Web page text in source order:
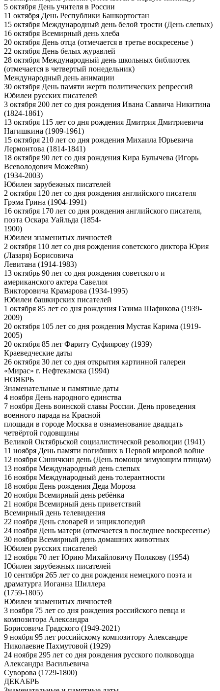
5 октября День учителя в России
11 октября День Республики Башкортостан
15 октября Международный день белой трости (День слепых)
16 октября Всемирный день хлеба
20 октября День отца (отмечается в третье воскресенье )
22 октября День белых журавлей
28 октября Международный день школьных библиотек
(отмечается в четвертый понедельник)
Международный день анимации
30 октября День памяти жертв политических репрессий
Юбилеи русских писателей
3 октября 200 лет со дня рождения Ивана Саввича Никитина
(1824-1861)
13 октября 115 лет со дня рождения Дмитрия Дмитриевича
Нагишкина (1909-1961)
15 октября 210 лет со дня рождения Михаила Юрьевича
Лермонтова (1814-1841)
18 октября 90 лет со дня рождения Кира Булычева (Игорь
Всеволодович Можейко)
(1934-2003)
Юбилеи зарубежных писателей
2 октября 120 лет со дня рождения английского писателя
Грэма Грина (1904-1991)
16 октября 170 лет со дня рождения английского писателя,
поэта Оскара Уайльда (1854-
1900)
Юбилеи знаменитых личностей
2 октября 110 лет со дня рождения советского диктора Юрия
(Лазаря) Борисовича
Левитана (1914-1983)
13 октябрь 90 лет со дня рождения советского и
американского актера Савелия
Викторовича Крамарова (1934-1995)
Юбилеи башкирских писателей
1 октября 85 лет со дня рождения Газима Шафикова (1939-
2009)
20 октября 105 лет со дня рождения Мустая Карима (1919-
2005)
20 октября 85 лет Фариту Суфиярову (1939)
Краеведческие даты
26 октября 30 лет со дня открытия картинной галереи
«Мирас» г. Нефтекамска (1994)
НОЯБРЬ
Знаменательные и памятные даты
4 ноября День народного единства
7 ноября День воинской славы России. День проведения
военного парада на Красной
площади в городе Москва в ознаменование двадцать
четвёртой годовщины
Великой Октябрьской социалистической революции (1941)
11 ноября День памяти погибших в Первой мировой войне
12 ноября Синичкин день (День помощи зимующим птицам)
13 ноября Международный день слепых
16 ноября Международный день толерантности
18 ноября День рождения Деда Мороза
20 ноября Всемирный день ребёнка
21 ноября Всемирный день приветствий
Всемирный день телевидения
22 ноября День словарей и энциклопедий
24 ноября День матери (отмечается в последнее воскресенье)
30 ноября Всемирный день домашних животных
Юбилеи русских писателей
12 ноября 70 лет Юрию Михайловичу Полякову (1954)
Юбилеи зарубежных писателей
10 сентября 265 лет со дня рождения немецкого поэта и
драматурга Иоганна Шиллера
(1759-1805)
Юбилеи знаменитых личностей
3 ноября 75 лет со дня рождения российского певца и
композитора Александра
Борисовича Градского (1949-2021)
9 ноября 95 лет российскому композитору Александре
Николаевне Пахмутовой (1929)
24 ноября 295 лет со дня рождения русского полководца
Александра Васильевича
Суворова (1729-1800)
ДЕКАБРЬ